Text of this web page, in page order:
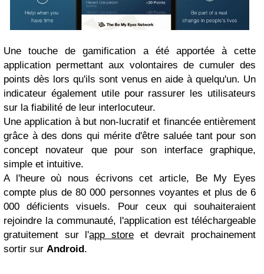
Une touche de gamification a été apportée à cette
application permettant aux volontaires de cumuler des
points dès lors qu'ils sont venus en aide à quelqu'un. Un
indicateur également utile pour rassurer les utilisateurs
sur la fiabilité de leur interlocuteur.
Une application à but non-lucratif et financée entièrement
grâce à des dons qui mérite d'être saluée tant pour son
concept novateur que pour son interface graphique,
simple et intuitive.
A l'heure où nous écrivons cet article, Be My Eyes
compte plus de 80 000 personnes voyantes et plus de 6
000 déficients visuels. Pour ceux qui souhaiteraient
rejoindre la communauté, l'application est téléchargeable
gratuitement sur l'app store et devrait prochainement
sortir sur Android.